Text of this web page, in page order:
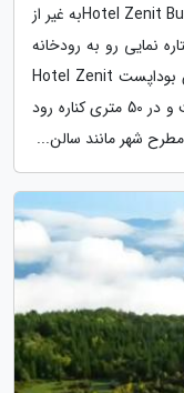
هتل زنیت پالاس بوداپست | Hotel Zenit Budapest Palaceبه غیر از
امکانات و خدمات، این هتل 4 ستاره نمایی رو به رودخانه
دانوب به نمایش می گذارد. هتل زنیت پالاس بوداپست Hotel Zenit
Budapest Palace در مرکز تاریخی شهر پست و در 50 متری کناره رود
شهر مانند سالن...